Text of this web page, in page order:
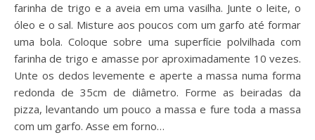
farinha de trigo e a aveia em uma vasilha. Junte o leite, o
óleo e o sal. Misture aos poucos com um garfo até formar
uma bola. Coloque sobre uma superfície polvilhada com
farinha de trigo e amasse por aproximadamente 10 vezes.
Unte os dedos levemente e aperte a massa numa forma
redonda de 35cm de diâmetro. Forme as beiradas da
pizza, levantando um pouco a massa e fure toda a massa
com um garfo. Asse em forno…